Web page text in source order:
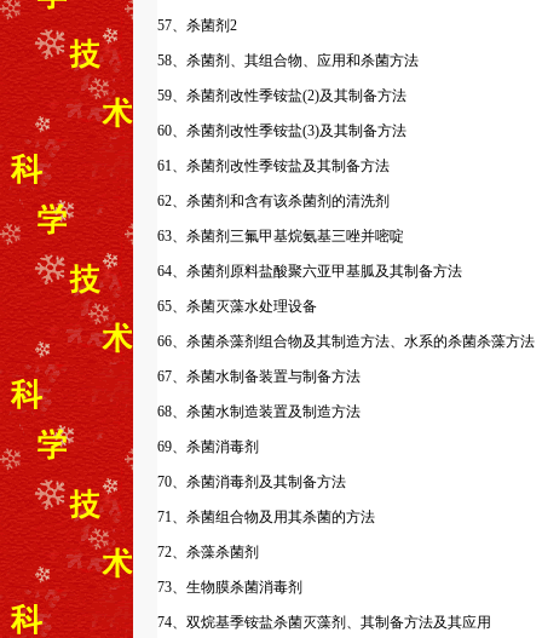
57、杀菌剂2
58、杀菌剂、其组合物、应用和杀菌方法
59、杀菌剂改性季铵盐(2)及其制备方法
60、杀菌剂改性季铵盐(3)及其制备方法
61、杀菌剂改性季铵盐及其制备方法
62、杀菌剂和含有该杀菌剂的清洗剂
63、杀菌剂三氟甲基烷氨基三唑并嘧啶
64、杀菌剂原料盐酸聚六亚甲基胍及其制备方法
65、杀菌灭藻水处理设备
66、杀菌杀藻剂组合物及其制造方法、水系的杀菌杀藻方法
67、杀菌水制备装置与制备方法
68、杀菌水制造装置及制造方法
69、杀菌消毒剂
70、杀菌消毒剂及其制备方法
71、杀菌组合物及用其杀菌的方法
72、杀藻杀菌剂
73、生物膜杀菌消毒剂
74、双烷基季铵盐杀菌灭藻剂、其制备方法及其应用